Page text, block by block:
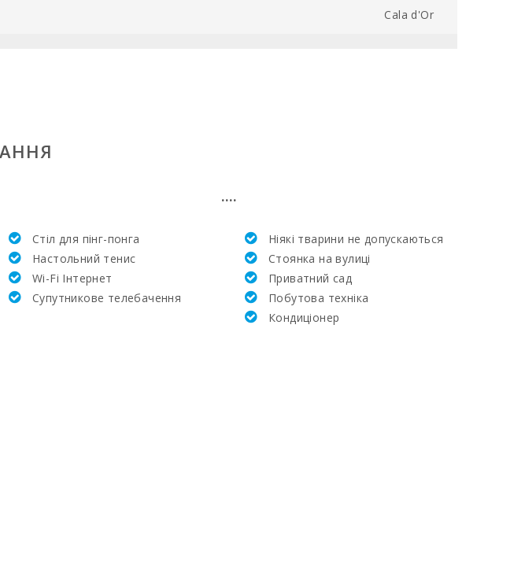
Cala d'Or
4
Стіл для пінг-понга
Hастольний тенис
Wi-Fi Інтернет
Супутникове телебачення
....
Ніякі тварини не допускаються
Стоянка на вулиці
Приватний сад
Побутова техніка
Кондиціонер